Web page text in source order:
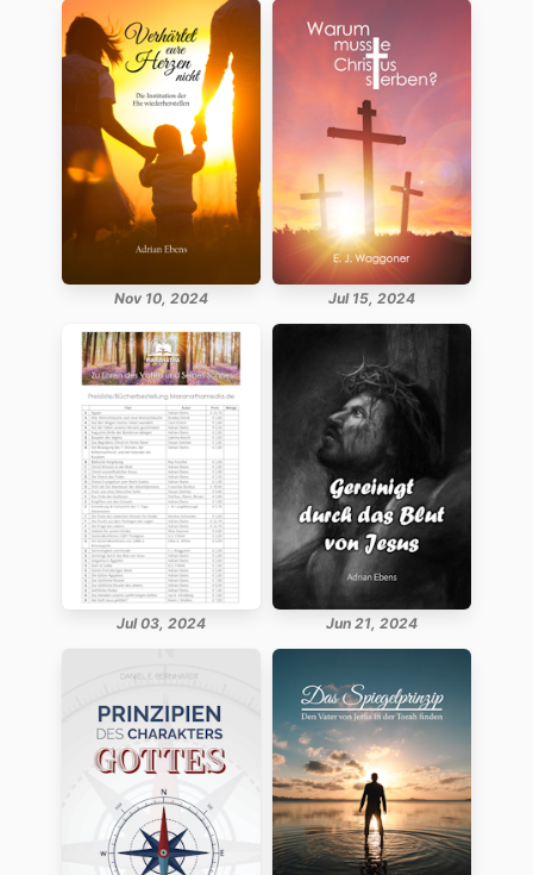
Nov 10, 2024 Jul 15, 2024
Jul 03, 2024 Jun 21, 2024